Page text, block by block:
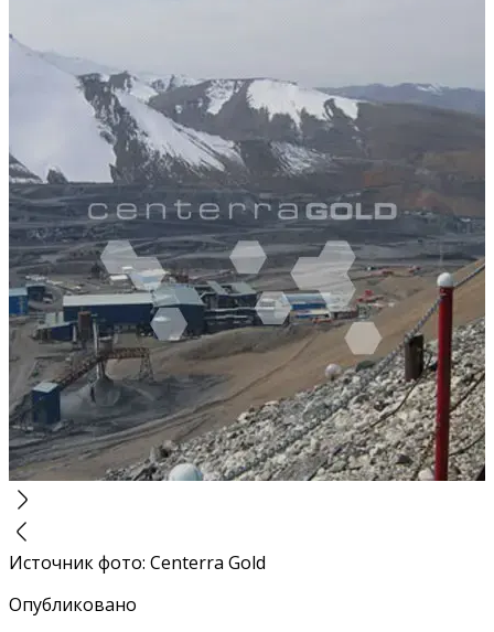
Источник фото: Centerra Gold
Опубликовано